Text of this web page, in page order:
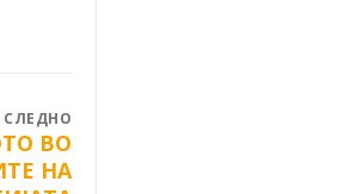
СЛЕДНО
ВО
НА